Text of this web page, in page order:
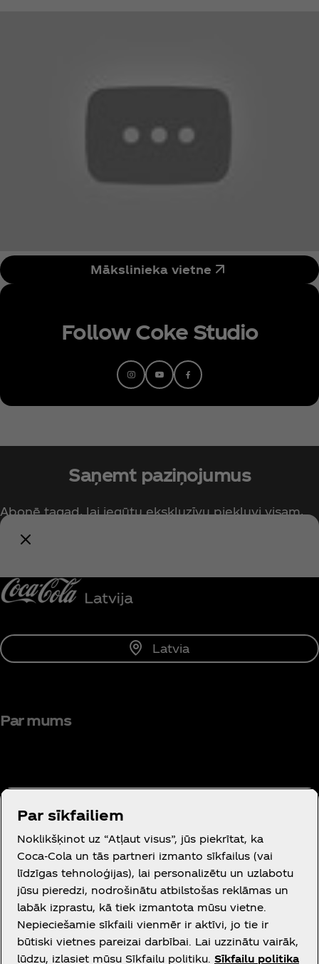
izpelnījās vispārēju kritiķu atzinību. Vēlāk viņš kļuva
nominēts vienpadsmit balvām septiņās dažādās
nominācijās. Viņš ir ieguvis piecas Grammy balvas,
Mākslinieka vietne
Follow Coke Studio
Saņemt paziņojumus
Abonē tagad, lai iegūtu ekskluzīvu piekļuvi visam,
kas saistīts ar Coca‑Cola!
Latvia
Par mums
Vajadzīga palīdzība?
Juridiskā informācija
Par sīkfailiem
Noklikšķinot uz “Atļaut visus”, jūs piekrītat, ka
Coca‑Cola un tās partneri izmanto sīkfailus (vai
līdzīgas tehnoloģijas), lai personalizētu un uzlabotu
jūsu pieredzi, nodrošinātu atbilstošas reklāmas un
labāk izprastu, kā tiek izmantota mūsu vietne.
Nepieciešamie sīkfaili vienmēr ir aktīvi, jo tie ir
būtiski vietnes pareizai darbībai. Lai uzzinātu vairāk,
lūdzu, izlasiet mūsu Sīkfailu politiku. Sīkfailu politika